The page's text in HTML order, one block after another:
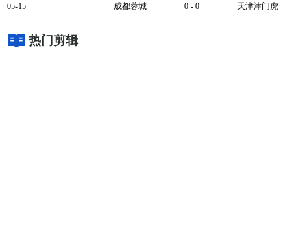
05-15 成都蓉城 0 - 0 天津津门虎
热门剪辑